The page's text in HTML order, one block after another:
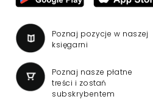
Poznaj pozycje w naszej
księgarni
Poznaj nasze płatne
treści i zostań
subskrybentem